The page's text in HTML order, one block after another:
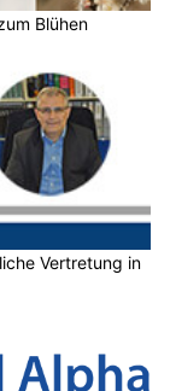
Blühen
Vertretung in